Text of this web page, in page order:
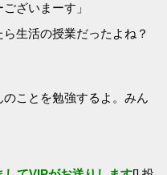
ざいまーす」
生活の授業だったよね？
ことを勉強するよ。みん